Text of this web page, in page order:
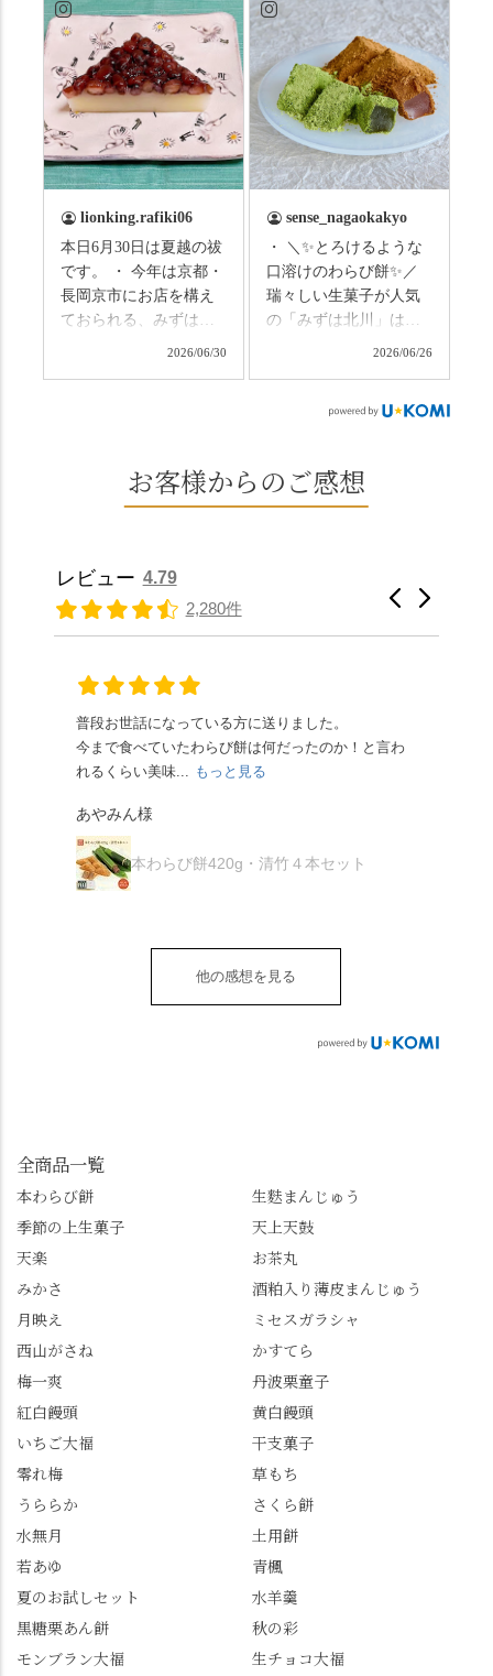
ますので、熱中症にな
らないようお互いに気
をつけましょう。 3連休
まずは「みずは北川」
の和菓子の紹介から。
（写真2枚目から） ・土
用餅（2個入） 暑気払
い、厄払いとして夏の
土用入りにいただくと
今年の土用の入りは7/20
だそうです。連休最終
日、時間のある人はぜ
ひこの機会に食べてみ
なこ） •わらび餅（抹
ぐにいただけます。 ち
なみに、京きなこは通
種類があります。 ※私
たちの間では、「みず
はさんといえばわらび
納得です。種類は断ト
ツに京きなこが人気で
すが、私はどれも同じ
くらい好きです。 ※京
は抹茶きなこが付いて
ますが、追加でかけな
くても十分おいしくい
ただけます。 店内には
ップがあります。店員
さんに一言お声かけて
きました。 •お茶丸 •天
上天鼓 •天楽 •完熟南紅
梅ゼリー 上記4点も定番
の和菓子。 完熟南紅梅
を実施中。期限は
7/26（日）。但し、「み
ゼリーは生の写真を撮
りたかったのですが、
崩れてしまいました。
リ会員の登録はほんと
うにおすすめ。ポイン
トもすぐに貯まります
し、いろんな特典もあ
していない人はぜひこ
の機会に会員登録もし
詰め込んだ観光ガイド
研修に行ってきまし
た！ 🎋スタートは「竹
の径」。 頭上を覆う竹
のトンネルに一歩入る
と、空気がすっと涼し
くなって、聞こえるの
は葉ずれの音だけ。嵐
山の竹林に絶対負けて
れ違うのは犬の散歩の
方くらい。この静け
さ、贅沢すぎません
か…？ここを独り占め
できるのが西山なんで
す。 ⛩️続いて「大原野
神社」へ。 延暦3年
春日"。鯉沢の池には白
いスイレンが咲き、神
馳せた小塩山のふもと
「満開に出会えたら千
の願いが叶う」…来
り。器まで美しくて、
事な石の寺「正法寺」
へ。青もみじがきらき
な…」と半ば諦めてい
たら、上の方にはまだ
瑞々しい花がたくさん
✨ちょうどこの日から
始まった「あじさい供
養」で、池に浮かぶあ
じさいにも出会えるか
も。 天然記念物の「遊
龍の松」は、地を這う
ように伸びる主幹がま
える迫力！そして桂昌
院お手植えと伝わる樹
齢300年超のしだれ
桜。"玉の輿"の語源に
院と徳川綱吉の、教科
書がひっくり返るよう
lionking.rafiki06
本日6月30日は夏越の祓
です。 ・ 今年は京都・
長岡京市にお店を構え
ておられる、みずは北
とした小豆の食感も美
味しかったです。うい
さだったため、とても
頂きやすかったです。
ありがたく、美味しく
でした。 ・ 今年も変わ
茅の輪をくぐらせて頂
き、水無月にも出会え
夏を迎えられることに
感謝しています。あり
お皿は原稔さん
（@hara_minoru）「角
水無月 #原稔 さん #和
2026/06/30
sense_nagaokakyo
・ ＼✨とろけるような
口溶けのわらび餅✨／
瑞々しい生菓子が人気
の「みずは北川」は、
和菓子作りの要である
ました⛲️ 創業から30余
も麗しいものばかり👀
と和三盆の風味が広が
ります🥰 抹茶味もあ
り、こちらには宇治抹
ぞれにきな粉、抹茶き
な粉がついているの
北川
（元日のみ休業）
**************
ちの日常の魅力を発信
ツ #みずは北川 #わらび
餅 #抹茶わらび餅
2026/06/26
お客様からのご感想
レビュー 4.79
2,280件
普段お世話になっている方に送りました。
今まで食べていたわらび餅は何だったのか！と言わ
れるくらい美味... もっと見る
あやみん様
本わらび餅420g・清竹４本セット
他の感想を見る
全商品一覧
本わらび餅
生麩まんじゅう
季節の上生菓子
天上天鼓
天楽
お茶丸
みかさ
酒粕入り薄皮まんじゅう
月映え
ミセスガラシャ
西山がさね
かすてら
梅一爽
丹波栗童子
紅白饅頭
黄白饅頭
いちご大福
干支菓子
零れ梅
草もち
うららか
さくら餅
水無月
土用餅
若あゆ
青楓
夏のお試しセット
水羊羹
黒糖栗あん餅
秋の彩
モンブラン大福
生チョコ大福